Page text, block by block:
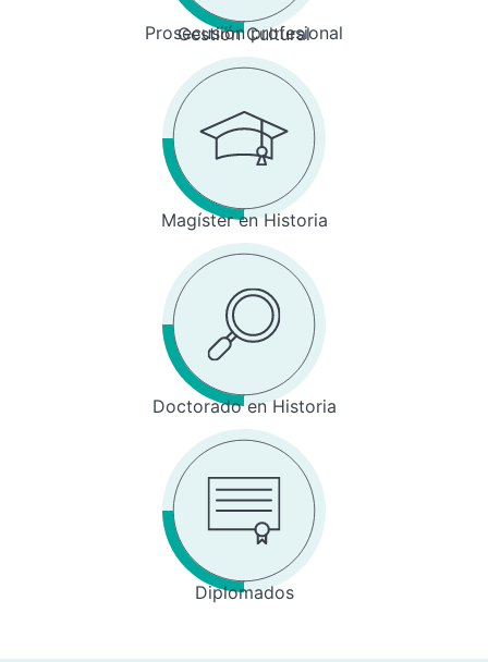
Prosecusión profesional
Gestión Cultural
Magíster en Historia
Doctorado en Historia
Diplomados